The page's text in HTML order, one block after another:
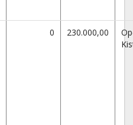
0 230.000,00